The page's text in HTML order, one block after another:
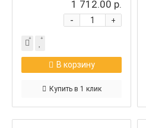
1 712.00 р.
+
-
В корзину
Купить в 1 клик